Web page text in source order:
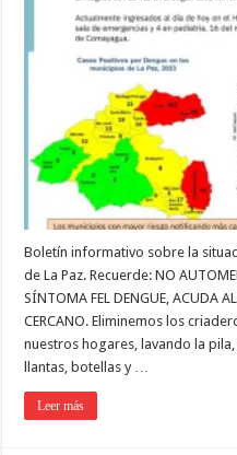
Boletín informativo sobre la
de La Paz. Recuerde: NO
SÍNTOMA FEL DENGUE, ACUDA
CERCANO. Eliminemos los
nuestros hogares, lavando la
llantas, botellas y …
Leer más